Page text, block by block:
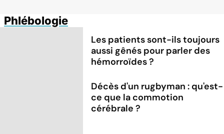
Phlébologie
Les patients sont-ils toujours
aussi gênés pour parler des
hémorroïdes ?
Décès d'un rugbyman : qu'est-
ce que la commotion
cérébrale ?